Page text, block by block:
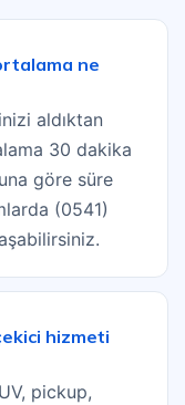
ne
aldıktan
30 dakika
göre süre
(0541)
hizmeti
pickup,